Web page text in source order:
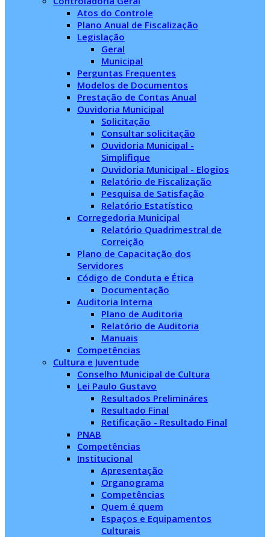
Atos do Controle
Plano Anual de Fiscalização
Legislação
Geral
Municipal
Perguntas Frequentes
Modelos de Documentos
Prestação de Contas Anual
Ouvidoria Municipal
Solicitação
Consultar solicitação
Ouvidoria Municipal -
Simplifique
Ouvidoria Municipal - Elogios
Relatório de Fiscalização
Pesquisa de Satisfação
Relatório Estatístico
Corregedoria Municipal
Relatório Quadrimestral de
Correição
Plano de Capacitação dos
Servidores
Código de Conduta e Ética
Documentação
Auditoria Interna
Plano de Auditoria
Relatório de Auditoria
Manuais
Competências
Cultura e Juventude
Conselho Municipal de Cultura
Lei Paulo Gustavo
Resultados Prelimináres
Resultado Final
Retificação - Resultado Final
PNAB
Competências
Institucional
Apresentação
Organograma
Competências
Quem é quem
Espaços e Equipamentos
Culturais